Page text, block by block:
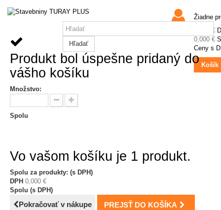
Hľadať
Žiadne
0,000 €
0,000 €
Ceny s
Košík
Produkt bol úspešne pridaný do
vášho košíku
Množstvo:
Spolu
Vo vašom košíku je 1 produkt.
Spolu za produkty: (s DPH)
DPH 0,000 €
Spolu (s DPH)
Pokračovať v nákupe PREJSŤ DO KOŠÍKA